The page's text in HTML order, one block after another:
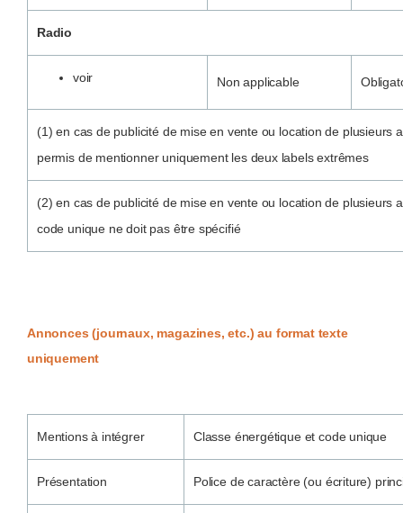
Radio
voir Non applicable
(1) en cas de publicité de mise en vente ou location de
permis de mentionner uniquement les deux labels extrêmes
(2) en cas de publicité de mise en vente ou location de
code unique ne doit pas être spécifié
Annonces (journaux, magazines, etc.) au format texte
uniquement
Mentions à intégrer Classe énergétique et code unique
Présentation Police de caractère (ou écriture)